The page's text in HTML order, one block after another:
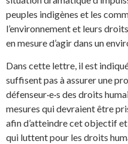
peuples indigènes et les
l’environnement et leurs
en mesure d’agir dans un
Dans cette lettre, il est
suffisent pas à assurer une
défenseur·e·s des droits
mesures qui devraient être
afin d’atteindre cet objectif
qui luttent pour les droits